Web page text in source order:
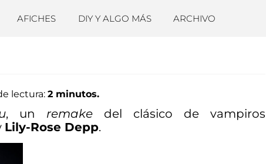
AFICHES DIY Y ALGO MÁS ARCHIVO
lectura: 2 minutos.
, un remake del clásico de vampiros
Lily-Rose Depp.